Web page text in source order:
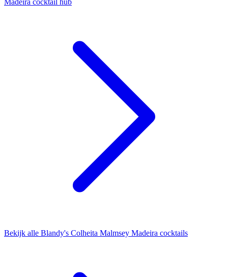
Bekijk alle Blandy's Colheita Malmsey Madeira cocktails